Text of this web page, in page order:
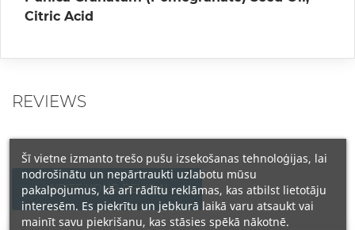
Citric Acid
REVIEWS
WRITE YOUR REVIEW
Šī vietne izmanto trešo pušu izsekošanas tehnoloģijas, lai
nodrošinātu un nepārtraukti uzlabotu mūsu
pakalpojumus, kā arī rādītu reklāmas, kas atbilst lietotāju
interesēm. Es piekrītu un jebkurā laikā varu atsaukt vai
mainīt savu piekrišanu, kas stāsies spēkā nākotnē.